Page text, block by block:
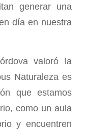
generar una
día en nuestra
valoró la
Naturaleza es
que estamos
como un aula
y encuentren